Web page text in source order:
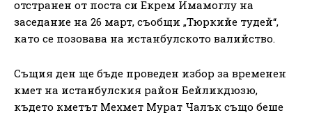
отстранен от поста си Екрем Имамоглу на
заседание на 26 март, съобщи „Тюркийе тудей“,
като се позовава на истанбулското валийство.
Същия ден ще бъде проведен избор за временен
кмет на истанбулския район Бейликдюзю,
където кметът Мехмет Мурат Чалък също беше